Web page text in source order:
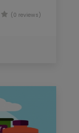
(0 reviews)